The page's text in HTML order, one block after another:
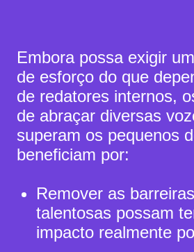
Embora possa exigir
de esforço do que
de redatores internos,
de abraçar diversas
superam os pequenos
beneficiam por:
Remover as
talentosas possam
impacto realmente